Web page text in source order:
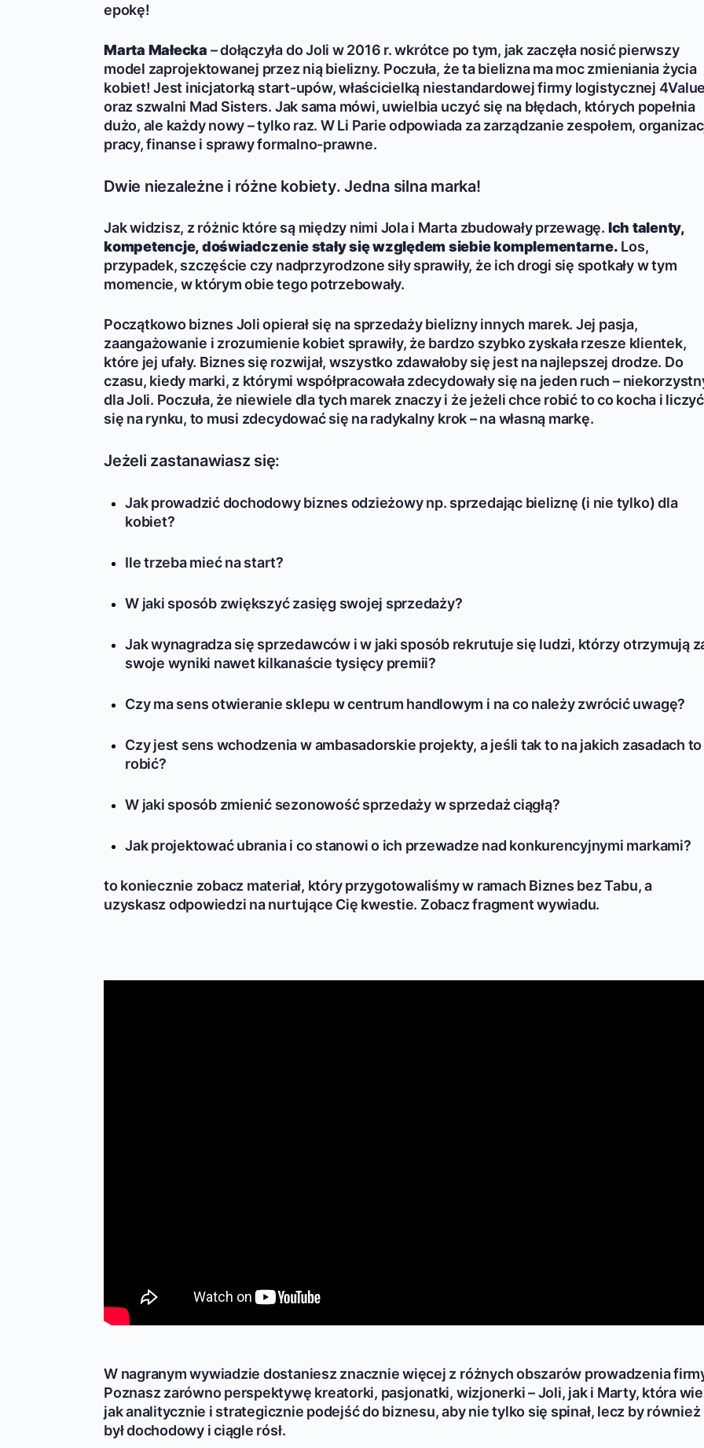
epokę!
Marta Małecka – dołączyła do Joli w 2016 r. wkrótce po tym, jak zaczęła nosić pierwszy
model zaprojektowanej przez nią bielizny. Poczuła, że ta bielizna ma moc zmieniania życia
kobiet! Jest inicjatorką start-upów, właścicielką niestandardowej firmy logistycznej
oraz szwalni Mad Sisters. Jak sama mówi, uwielbia uczyć się na błędach, których popełnia
dużo, ale każdy nowy – tylko raz. W Li Parie odpowiada za zarządzanie zespołem,
pracy, finanse i sprawy formalno-prawne.
Dwie niezależne i różne kobiety. Jedna silna marka!
Jak widzisz, z różnic które są między nimi Jola i Marta zbudowały przewagę. Ich talenty,
kompetencje, doświadczenie stały się względem siebie komplementarne. Los,
przypadek, szczęście czy nadprzyrodzone siły sprawiły, że ich drogi się spotkały w tym
momencie, w którym obie tego potrzebowały.
Początkowo biznes Joli opierał się na sprzedaży bielizny innych marek. Jej pasja,
zaangażowanie i zrozumienie kobiet sprawiły, że bardzo szybko zyskała rzesze klientek,
które jej ufały. Biznes się rozwijał, wszystko zdawałoby się jest na najlepszej drodze. Do
czasu, kiedy marki, z którymi współpracowała zdecydowały się na jeden ruch –
dla Joli. Poczuła, że niewiele dla tych marek znaczy i że jeżeli chce robić to co kocha i liczyć
się na rynku, to musi zdecydować się na radykalny krok – na własną markę.
Jeżeli zastanawiasz się:
Jak prowadzić dochodowy biznes odzieżowy np. sprzedając bieliznę (i nie tylko) dla
kobiet?
Ile trzeba mieć na start?
W jaki sposób zwiększyć zasięg swojej sprzedaży?
Jak wynagradza się sprzedawców i w jaki sposób rekrutuje się ludzi, którzy otrzymują
swoje wyniki nawet kilkanaście tysięcy premii?
Czy ma sens otwieranie sklepu w centrum handlowym i na co należy zwrócić uwagę?
Czy jest sens wchodzenia w ambasadorskie projekty, a jeśli tak to na jakich zasadach to
robić?
W jaki sposób zmienić sezonowość sprzedaży w sprzedaż ciągłą?
Jak projektować ubrania i co stanowi o ich przewadze nad konkurencyjnymi markami?
to koniecznie zobacz materiał, który przygotowaliśmy w ramach Biznes bez Tabu, a
uzyskasz odpowiedzi na nurtujące Cię kwestie. Zobacz fragment wywiadu.
W nagranym wywiadzie dostaniesz znacznie więcej z różnych obszarów prowadzenia
Poznasz zarówno perspektywę kreatorki, pasjonatki, wizjonerki – Joli, jak i Marty, która wie
jak analitycznie i strategicznie podejść do biznesu, aby nie tylko się spinał, lecz by również
był dochodowy i ciągle rósł.